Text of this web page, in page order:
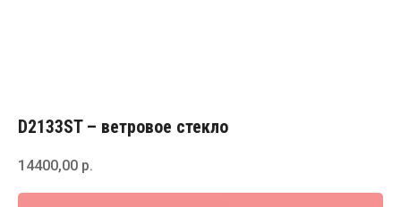
D2133ST – ветровое стекло
14400,00 р.